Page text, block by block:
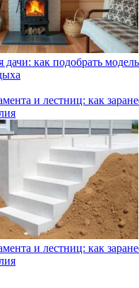
как подобрать
и лестниц: как
и лестниц: как